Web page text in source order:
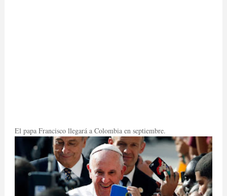
El papa Francisco llegará a Colombia en septiembre.